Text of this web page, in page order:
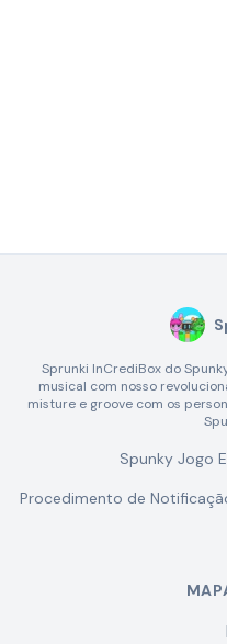
Sprunki InCrediBox do
musical com nosso
misture e groove com os
Spunky Jogo
Procedimento de